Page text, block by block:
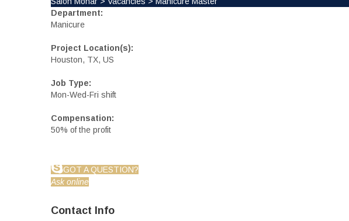
Department:
Manicure
Project Location(s):
Houston, TX, US
Job Type:
Mon-Wed-Fri shift
Compensation:
50% of the profit
GOT A QUESTION?
Ask online
Contact Info